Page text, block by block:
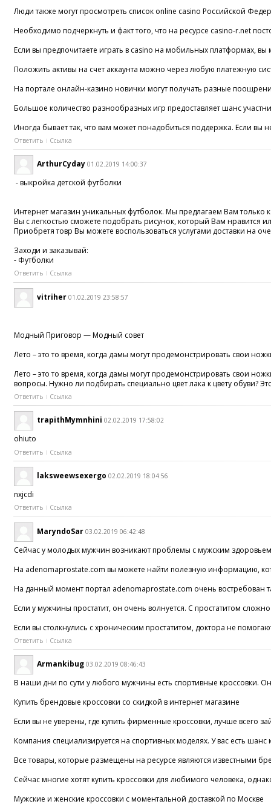
Люди также могут просмотреть список online casino Российской
Необходимо подчеркнуть и факт того, что на ресурсе casino-r.net
Если вы предпочитаете играть в casino на мобильных платформах,
Положить активы на счет аккаунта можно через любую платежную
На портале онлайн-казино новички могут получать разные
Большое количество разнообразных игр предоставляет шанс
Иногда бывает так, что вам может понадобиться поддержка. Если вы
Ответить Ссылка
ArthurCyday 01.02.2019 14:00:37
- выкройка детской футболки
Интернет магазин уникальных футболок. Мы предлагаем Вам
Вы с легкостью сможете подобрать рисунок, который Вам нравится
Приобретя товр Вы можете воспользоваться услугами доставки на
Заходи и заказывай:
- Футболки
Ответить Ссылка
vitriher 01.02.2019 23:58:57
Модный Приговор — Модный совет
Лето – это то время, когда дамы могут продемонстрировать свои
Лето – это то время, когда дамы могут продемонстрировать свои
вопросы. Нужно ли подбирать специально цвет лака к цвету обуви?
Ответить Ссылка
trapithMymnhini 02.02.2019 17:58:02
ohiuto
Ответить Ссылка
laksweewsexergo 02.02.2019 18:04:56
nxjcdi
Ответить Ссылка
MaryndoSar 03.02.2019 06:42:48
Сейчас у молодых мужчин возникают проблемы с мужским
На adenomaprostate.com вы можете найти полезную информацию,
На данный момент портал adenomaprostate.com очень востребован
Если у мужчины простатит, он очень волнуется. С простатитом
Если вы столкнулись с хроническим простатитом, доктора не
Ответить Ссылка
Armankibug 03.02.2019 08:46:43
В наши дни по сути у любого мужчины есть спортивные кроссовки.
Купить брендовые кроссовки со скидкой в интернет магазине
Если вы не уверены, где купить фирменные кроссовки, лучше всего
Компания специализируется на спортивных моделях. У вас есть
Все товары, которые размещены на ресурсе являются известными
Сейчас многие хотят купить кроссовки для любимого человека,
Мужские и женские кроссовки с моментальной доставкой по Москве